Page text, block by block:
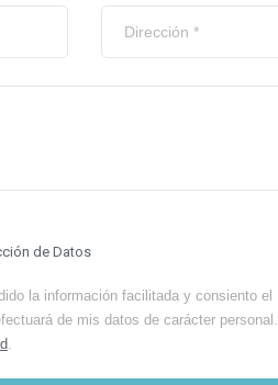
de Datos
la información facilitada y consiento el
de mis datos de carácter personal.
.